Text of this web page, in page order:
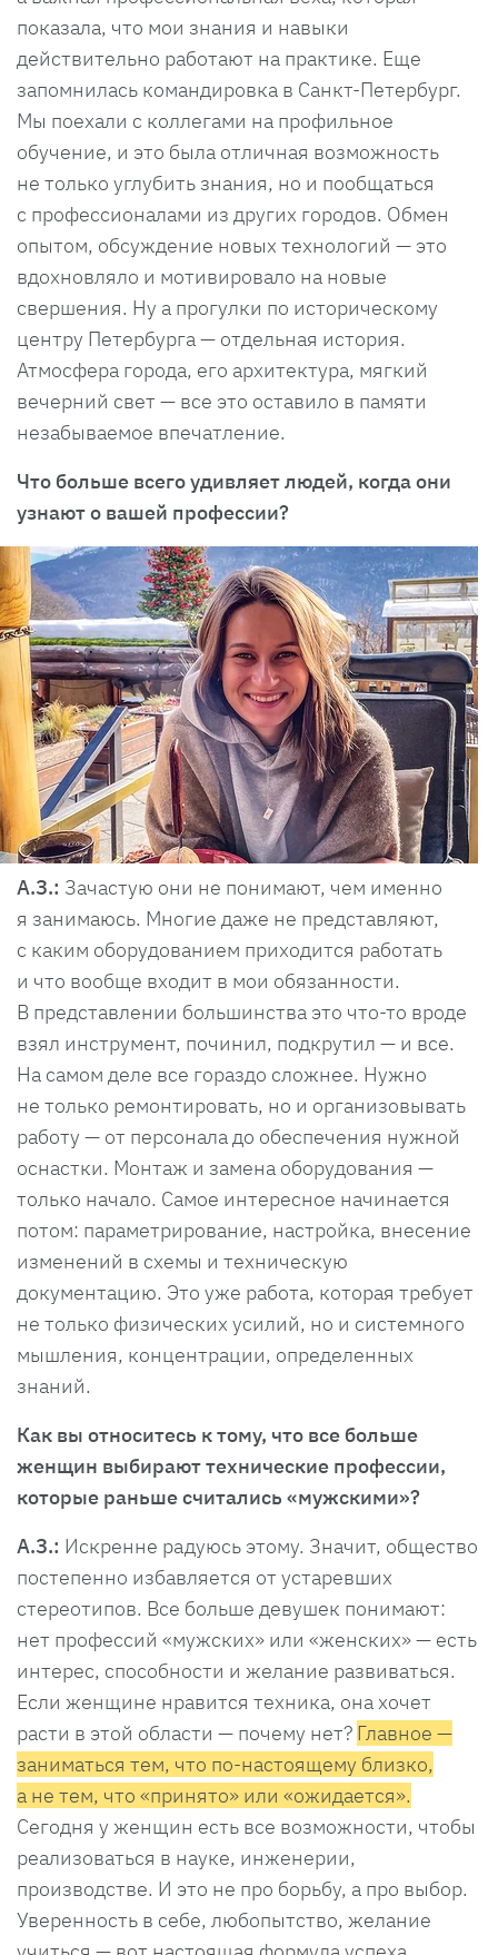
показала, что мои знания и навыки
действительно работают на практике. Еще
запомнилась командировка в Санкт-Петербург.
Мы поехали с коллегами на профильное
обучение, и это была отличная возможность
не только углубить знания, но и пообщаться
с профессионалами из других городов. Обмен
опытом, обсуждение новых технологий — это
вдохновляло и мотивировало на новые
свершения. Ну а прогулки по историческому
центру Петербурга — отдельная история.
Атмосфера города, его архитектура, мягкий
вечерний свет — все это оставило в памяти
незабываемое впечатление.
Что больше всего удивляет людей, когда они
узнают о вашей профессии?
А.З.: Зачастую они не понимают, чем именно
я занимаюсь. Многие даже не представляют,
с каким оборудованием приходится работать
и что вообще входит в мои обязанности.
В представлении большинства это что-то вроде
взял инструмент, починил, подкрутил — и все.
На самом деле все гораздо сложнее. Нужно
не только ремонтировать, но и организовывать
работу — от персонала до обеспечения нужной
оснастки. Монтаж и замена оборудования —
только начало. Самое интересное начинается
потом: параметрирование, настройка, внесение
изменений в схемы и техническую
документацию. Это уже работа, которая требует
не только физических усилий, но и системного
мышления, концентрации, определенных
знаний.
Как вы относитесь к тому, что все больше
женщин выбирают технические профессии,
которые раньше считались «мужскими»?
А.З.: Искренне радуюсь этому. Значит, общество
постепенно избавляется от устаревших
стереотипов. Все больше девушек понимают:
нет профессий «мужских» или «женских» — есть
интерес, способности и желание развиваться.
Если женщине нравится техника, она хочет
расти в этой области — почему нет? Главное —
заниматься тем, что по-настоящему близко,
а не тем, что «принято» или «ожидается».
Сегодня у женщин есть все возможности, чтобы
реализоваться в науке, инженерии,
производстве. И это не про борьбу, а про выбор.
Уверенность в себе, любопытство, желание